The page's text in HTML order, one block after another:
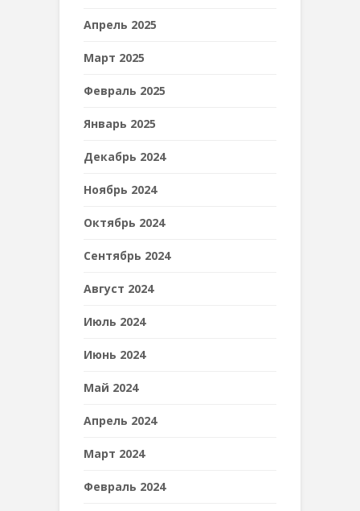
Апрель 2025
Март 2025
Февраль 2025
Январь 2025
Декабрь 2024
Ноябрь 2024
Октябрь 2024
Сентябрь 2024
Август 2024
Июль 2024
Июнь 2024
Май 2024
Апрель 2024
Март 2024
Февраль 2024